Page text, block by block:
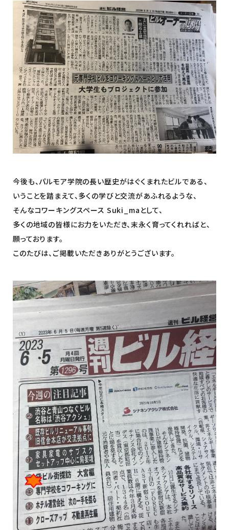
今後も、パルモア学院の長い歴史がはぐくまれたビルである、
いうことを踏まえて、多くの学びと交流があふれるような、
そんなコワーキングスペース Suki_maとして、
多くの地域の皆様にお力をいただき、末永く育ってくれればと、
願っております。
このたびは、ご掲載いただきありがとうございます。